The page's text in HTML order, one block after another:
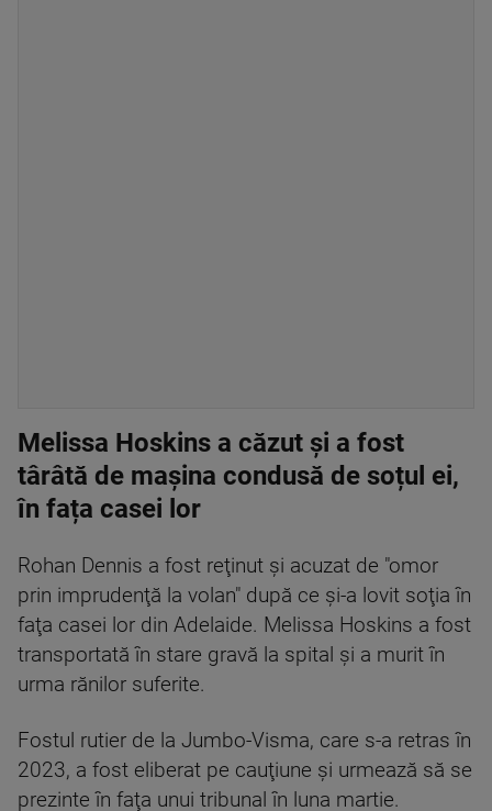
Melissa Hoskins a căzut și a fost
târâtă de mașina condusă de soțul ei,
în fața casei lor
Rohan Dennis a fost reţinut şi acuzat de "omor
prin imprudenţă la volan" după ce şi-a lovit soţia în
faţa casei lor din Adelaide. Melissa Hoskins a fost
transportată în stare gravă la spital şi a murit în
urma rănilor suferite.
Fostul rutier de la Jumbo-Visma, care s-a retras în
2023, a fost eliberat pe cauţiune şi urmează să se
prezinte în faţa unui tribunal în luna martie.